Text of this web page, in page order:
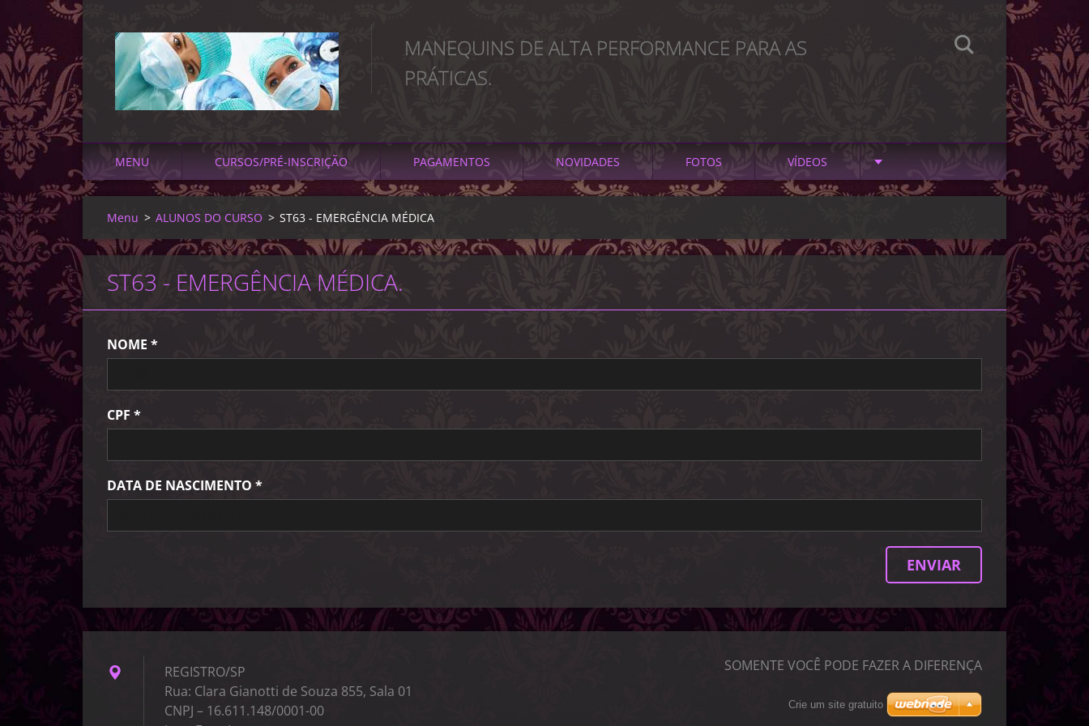
MANEQUINS DE ALTA PERFORMANCE PARA AS
PRÁTICAS.
MENU CURSOS/PRÉ-INSCRIÇÃO PAGAMENTOS NOVIDADES FOTOS VÍDEOS
Menu > ALUNOS DO CURSO > ST63 - EMERGÊNCIA MÉDICA
ST63 - EMERGÊNCIA MÉDICA.
NOME *
CPF *
DATA DE NASCIMENTO *
REGISTRO/SP
Rua: Clara Gianotti de Souza 855, Sala 01
CNPJ – 16.611.148/0001-00
SOMENTE VOCÊ PODE FAZER A DIFERENÇA
Crie um site gratuito